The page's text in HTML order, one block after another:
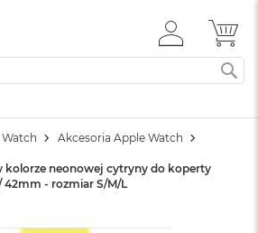
ZALOGUJ
SIĘ
Akcesoria Apple Watch
kolorze neonowej cytryny do koperty
- rozmiar S/M/L